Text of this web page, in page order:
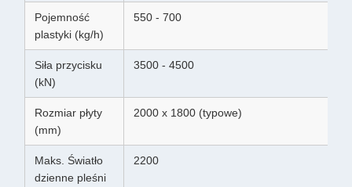
Pojemność
plastyki (kg/h)
550 - 700
Siła przycisku
(kN)
3500 - 4500
Rozmiar płyty
(mm)
2000 x 1800 (typowe)
Maks. Światło
dzienne pleśni
2200